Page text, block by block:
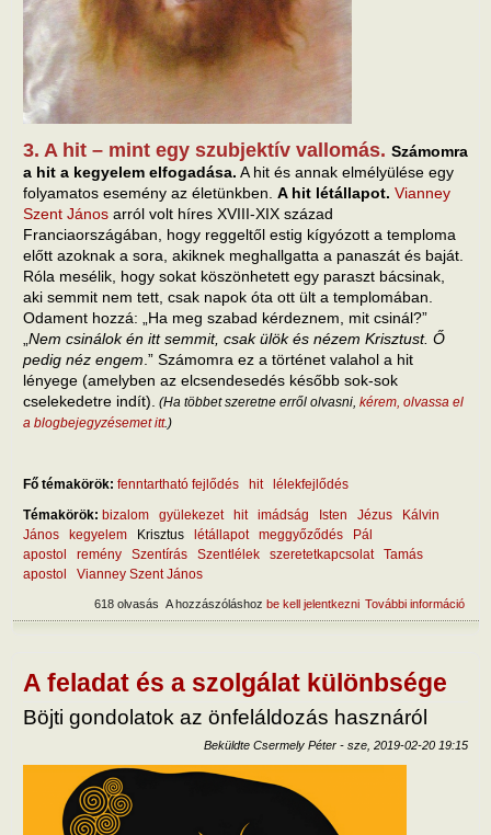
3. A hit – mint egy szubjektív vallomás. Számomra
a hit a kegyelem elfogadása. A hit és annak elmélyülése egy
folyamatos esemény az életünkben. A hit létállapot. Vianney
Szent János arról volt híres XVIII-XIX század
Franciaországában, hogy reggeltől estig kígyózott a temploma
előtt azoknak a sora, akiknek meghallgatta a panaszát és baját.
Róla mesélik, hogy sokat köszönhetett egy paraszt bácsinak,
aki semmit nem tett, csak napok óta ott ült a templomában.
Odament hozzá: „Ha meg szabad kérdeznem, mit csinál?”
Nem csinálok én itt semmit, csak ülök és nézem Krisztust. Ő
pedig néz engem .” Számomra ez a történet valahol a hit
lényege (amelyben az elcsendesedés később sok-sok
cselekedetre indít). (Ha többet szeretne erről olvasni, kérem, olvassa el
a blogbejegyzésemet itt.)
Fő témakörök: fenntartható fejlődés hit
lélekfejlődés
Témakörök: bizalom gyülekezet hit imádság Isten Jézus
Kálvin
János
kegyelem Krisztus létállapot meggyőződés
Pál
apostol
remény Szentírás Szentlélek szeretetkapcsolat
Tamás
apostol
Vianney Szent János
További információ
A hozzászóláshoz be kell jelentkezni
618 olvasás
A feladat és a szolgálat különbsége
Böjti gondolatok az önfeláldozás hasznáról
Beküldte Csermely Péter - sze, 2019-02-20 19:15